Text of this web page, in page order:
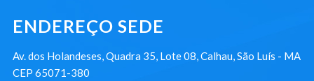
ENDEREÇO SEDE
Av. dos Holandeses, Quadra 35, Lote 08, Calhau, São Luís - MA
CEP 65071-380